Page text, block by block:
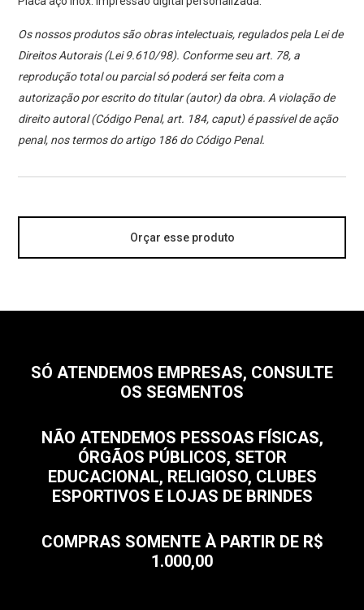
Os nossos produtos são obras intelectuais, regulados pela Lei de
Direitos Autorais (Lei 9.610/98). Conforme seu art. 78, a
reprodução total ou parcial só poderá ser feita com a
autorização por escrito do titular (autor) da obra. A violação de
direito autoral (Código Penal, art. 184, caput) é passível de ação
penal, nos termos do artigo 186 do Código Penal.
Orçar esse produto
SÓ ATENDEMOS EMPRESAS, CONSULTE
OS SEGMENTOS
NÃO ATENDEMOS PESSOAS FÍSICAS,
ÓRGÃOS PÚBLICOS, SETOR
EDUCACIONAL, RELIGIOSO, CLUBES
ESPORTIVOS E LOJAS DE BRINDES
COMPRAS SOMENTE À PARTIR DE R$
1.000,00